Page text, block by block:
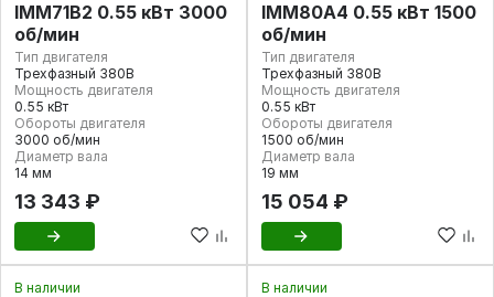
IMM71В2 0.55 кВт 3000
об/мин
Тип двигателя
Трехфазный 380В
Мощность двигателя
0.55 кВт
Обороты двигателя
3000 об/мин
Диаметр вала
14 мм
13 343 ₽
IMM80А4 0.55 кВт 1500
об/мин
Тип двигателя
Трехфазный 380В
Мощность двигателя
0.55 кВт
Обороты двигателя
1500 об/мин
Диаметр вала
19 мм
15 054 ₽
В наличии В наличии